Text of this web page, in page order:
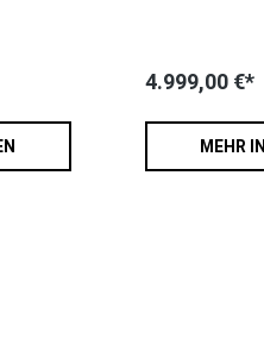
4.999,00 €*
MEHR